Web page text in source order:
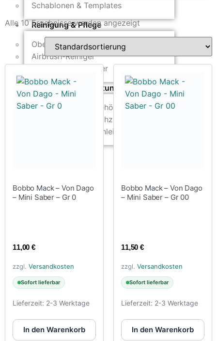
Schablonen & Templates
Reinigung & Pflege
Oberflächenreiniger
Airbrush-Reiniger
Luftreinigung & Filter
Zubehör & Ausstattung
Arbeitsplatz & Zubehör
Leerbehälter & Mischzubehör
Spezialliteratur & Anleitungen
Alle 10 Ergebnisse werden angezeigt
Bobbo Mack – Von Dago
– Mini Saber – Gr 0
11,00€
zzgl. Versandkosten
Sofort lieferbar
Lieferzeit: 2-3 Werktage
In den Warenkorb
Bobbo Mack – Von Dago
– Mini Saber – Gr 00
11,50€
zzgl. Versandkosten
Sofort lieferbar
Lieferzeit: 2-3 Werktage
In den Warenkorb